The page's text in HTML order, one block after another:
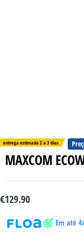
entrega estimada 2 a 3 dias
MAXCOM
€129.90
Em até